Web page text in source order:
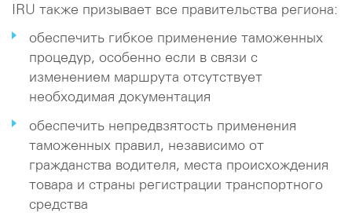
IRU также призывает все правительства региона:
обеспечить гибкое применение таможенных
процедур, особенно если в связи с
изменением маршрута отсутствует
необходимая документация
обеспечить непредвзятость применения
таможенных правил, независимо от
гражданства водителя, места происхождения
товара и страны регистрации транспортного
средства